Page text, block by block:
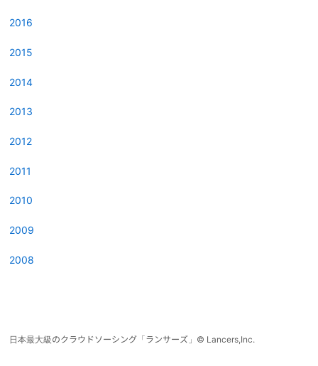
2016
2015
2014
2013
2012
2011
2010
2009
2008
日本最大級のクラウドソーシング「ランサーズ」 © Lancers,Inc.